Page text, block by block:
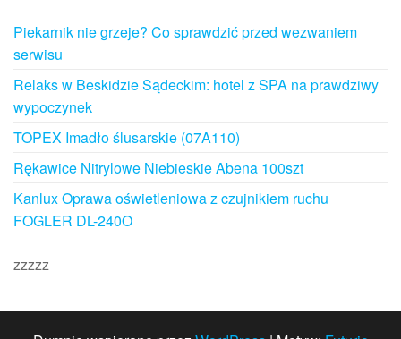
Piekarnik nie grzeje? Co sprawdzić przed wezwaniem
serwisu
Relaks w Beskidzie Sądeckim: hotel z SPA na prawdziwy
wypoczynek
TOPEX Imadło ślusarskie (07A110)
Rękawice Nitrylowe Niebieskie Abena 100szt
Kanlux Oprawa oświetleniowa z czujnikiem ruchu
FOGLER DL-240O
zzzzz